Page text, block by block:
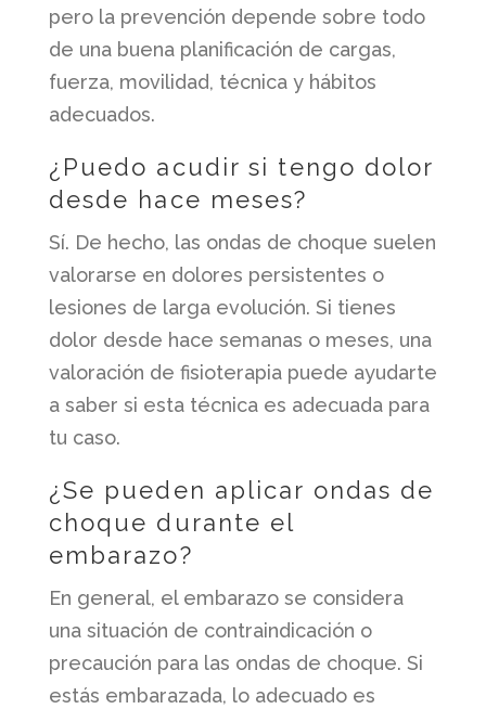
pero la prevención depende sobre todo
de una buena planificación de cargas,
fuerza, movilidad, técnica y hábitos
adecuados.
¿Puedo acudir si tengo dolor
desde hace meses?
Sí. De hecho, las ondas de choque suelen
valorarse en dolores persistentes o
lesiones de larga evolución. Si tienes
dolor desde hace semanas o meses, una
valoración de fisioterapia puede ayudarte
a saber si esta técnica es adecuada para
tu caso.
¿Se pueden aplicar ondas de
choque durante el
embarazo?
En general, el embarazo se considera
una situación de contraindicación o
precaución para las ondas de choque. Si
estás embarazada, lo adecuado es